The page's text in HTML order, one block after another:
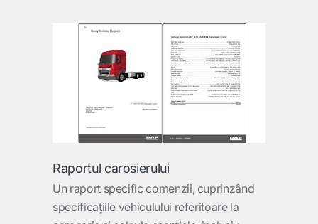
Raportul carosierului
Un raport specific comenzii, cuprinzând
specificaţiile vehiculului referitoare la